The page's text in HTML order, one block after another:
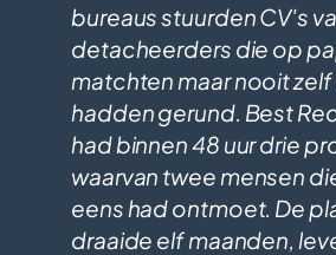
bureaus stuurden CV's
detacheerders die op
matchten maar nooit zelf
hadden gerund. Best
had binnen 48 uur drie
waarvan twee mensen
eens had ontmoet. De
draaide elf maanden,